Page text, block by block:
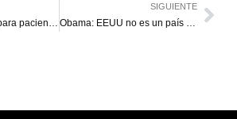
Faltan medicinas para pacientes con glaucoma
SIGUIENTE
Obama: EEUU no es un país dividido como dicen